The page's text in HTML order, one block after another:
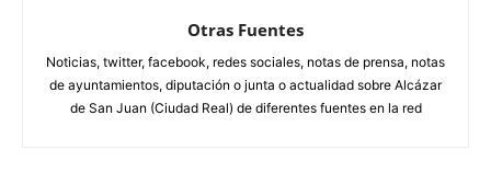
Otras Fuentes
Noticias, twitter, facebook, redes sociales, notas de prensa, notas
de ayuntamientos, diputación o junta o actualidad sobre Alcázar
de San Juan (Ciudad Real) de diferentes fuentes en la red